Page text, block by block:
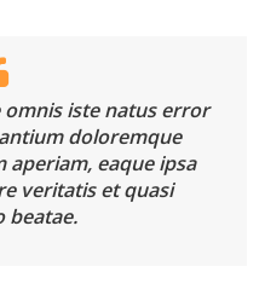
iste natus error
doloremque
eaque ipsa
veritatis et quasi
beatae.